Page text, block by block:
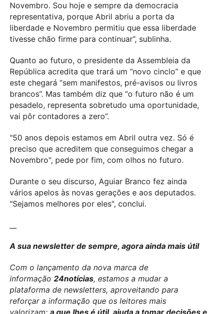
Novembro. Sou hoje e sempre da democracia
representativa, porque Abril abriu a porta da
liberdade e Novembro permitiu que essa liberdade
tivesse chão firme para continuar”, sublinha.
Quanto ao futuro, o presidente da Assembleia da
República acredita que trará um “novo cinclo” e que
este chegará “sem manifestos, pré-avisos ou livros
brancos”. Mas também diz que “o futuro não é um
pesadelo, representa sobretudo uma oportunidade,
vai pôr contadores a zero”.
"50 anos depois estamos em Abril outra vez. Só é
preciso que acreditem que conseguimos chegar a
Novembro", pede por fim, com olhos no futuro.
Durante o seu discurso, Aguiar Branco fez ainda
vários apelos às novas gerações e aos deputados.
"Sejamos melhores por eles", conclui.
A sua newsletter de sempre, agora ainda mais útil
Com o lançamento da nova marca de
informação 24notícias, estamos a mudar a
plataforma de newsletters, aproveitando para
reforçar a informação que os leitores mais